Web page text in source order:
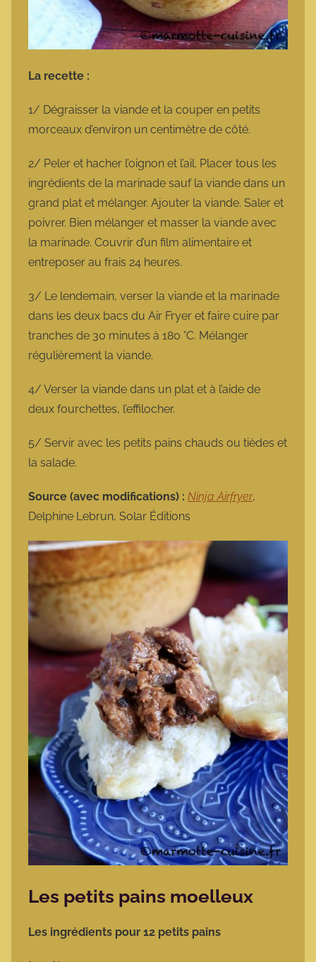
La recette :
1/ Dégraisser la viande et la couper en petits
morceaux d’environ un centimètre de côté.
2/ Peler et hacher l’oignon et l’ail. Placer tous les
ingrédients de la marinade sauf la viande dans un
grand plat et mélanger. Ajouter la viande. Saler et
poivrer. Bien mélanger et masser la viande avec
la marinade. Couvrir d’un film alimentaire et
entreposer au frais 24 heures.
3/ Le lendemain, verser la viande et la marinade
dans les deux bacs du Air Fryer et faire cuire par
tranches de 30 minutes à 180 °C. Mélanger
régulièrement la viande.
4/ Verser la viande dans un plat et à l’aide de
deux fourchettes, l’effilocher.
5/ Servir avec les petits pains chauds ou tièdes et
la salade.
Source (avec modifications) : Ninja Airfryer,
Delphine Lebrun, Solar Éditions
Les petits pains moelleux
Les ingrédients pour 12 petits pains